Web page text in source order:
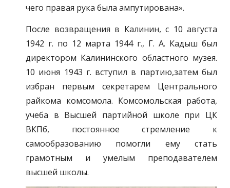
чего правая рука была ампутирована».
После возвращения в Калинин, с 10 августа
1942 г. по 12 марта 1944 г., Г. А. Кадыш был
директором Калининского областного музея.
10 июня 1943 г. вступил в партию,затем был
избран первым секретарем Центрального
райкома комсомола. Комсомольская работа,
учеба в Высшей партийной школе при ЦК
ВКПб, постоянное стремление к
самообразованию помогли ему стать
грамотным и умелым преподавателем
высшей школы.